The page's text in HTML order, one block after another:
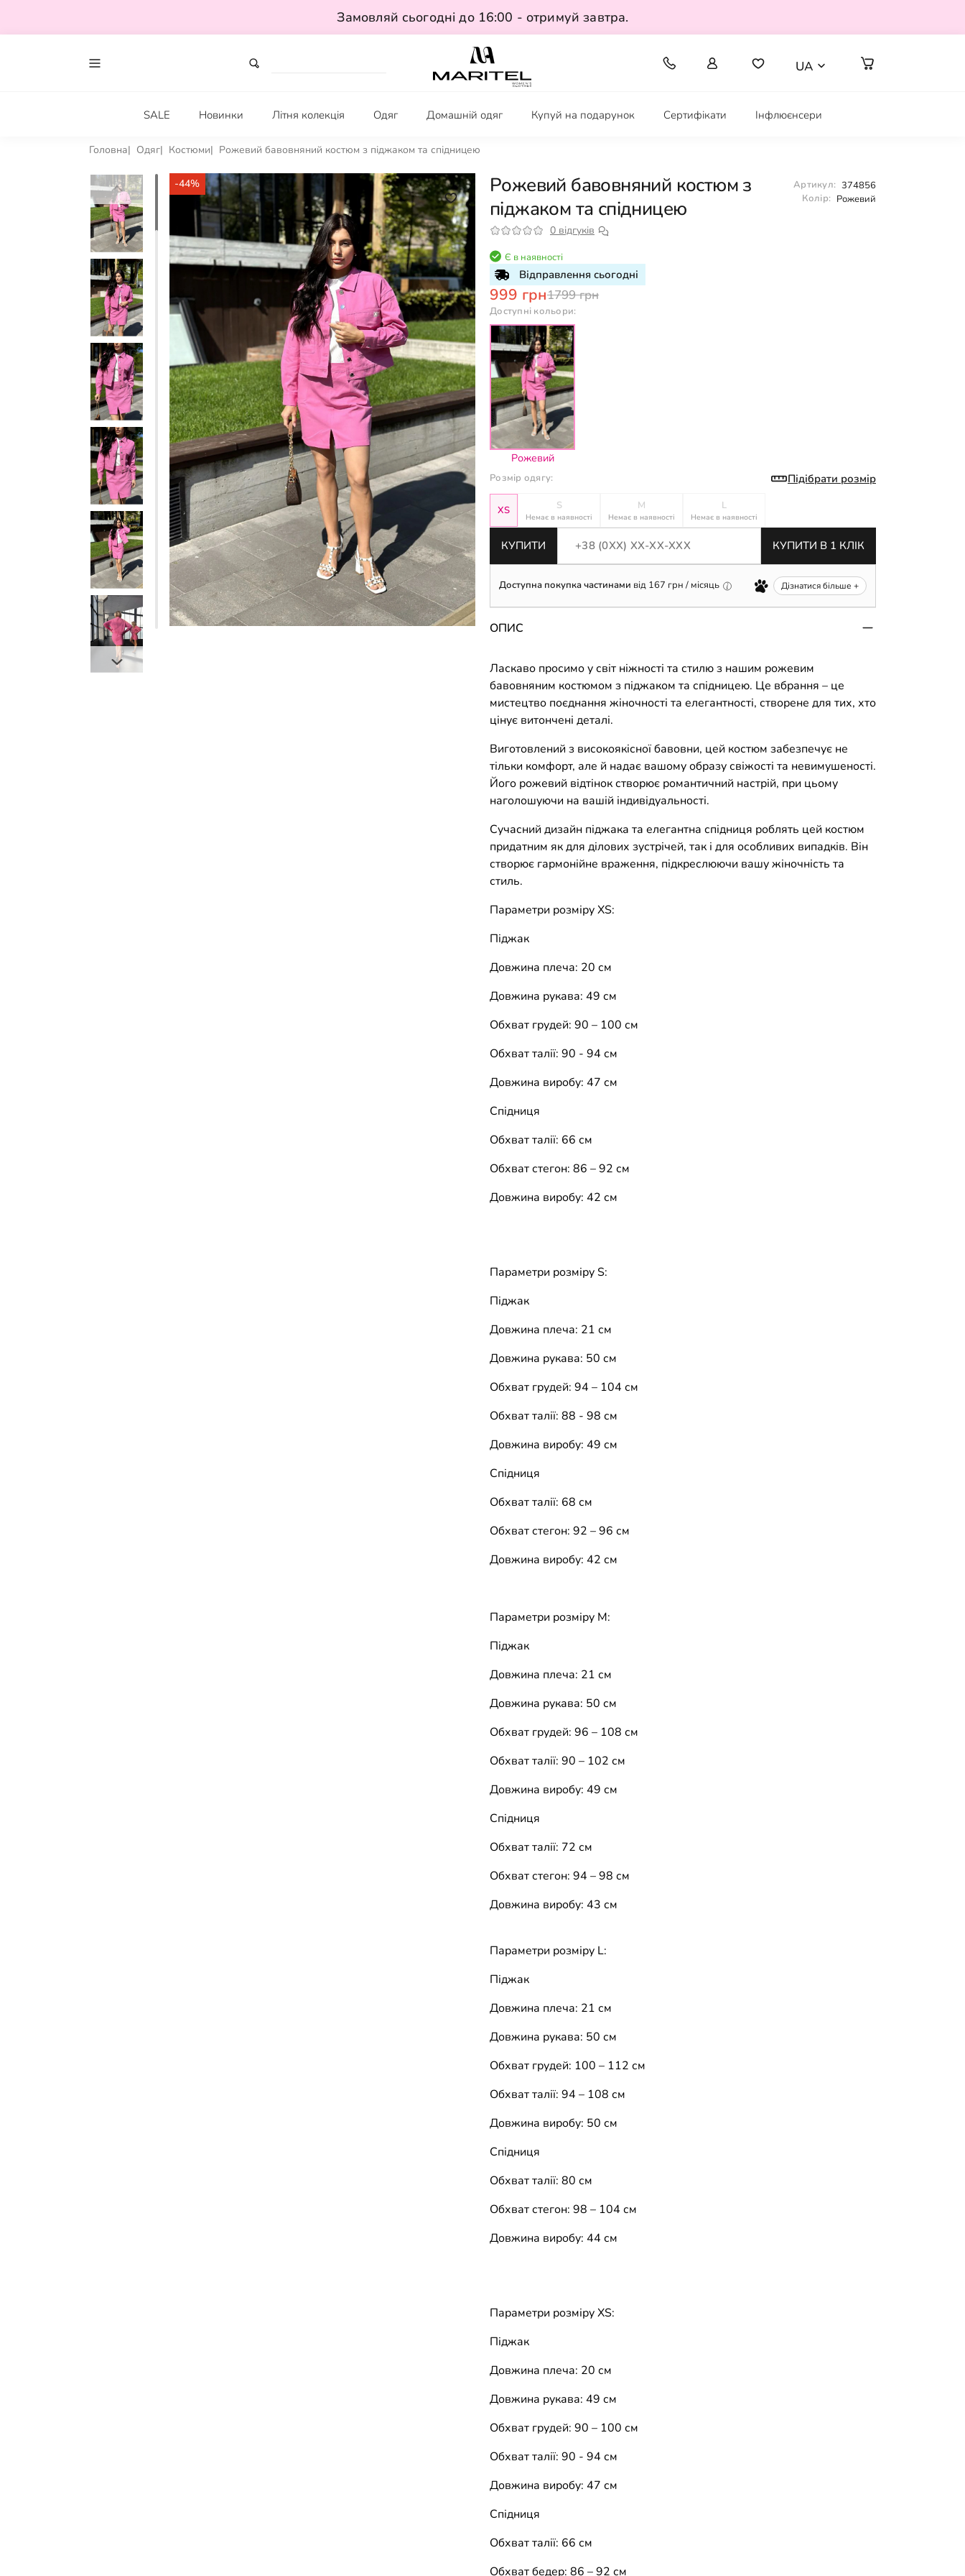
Замовляй сьогодні до 16:00 - отримуй завтра.
UA
SALE Новинки Літня колекція Одяг Домашній одяг Купуй на подарунок Сертифікати Інфлюєнсери
Головна Одяг Костюми Рожевий бавовняний костюм з піджаком та спідницею
-44%
Рожевий бавовняний костюм з
піджаком та спідницею
0 відгуків
Артикул: 374856
Колір: Рожевий
Є в наявності
Доступні кольори:
Рожевий
Розмір одягу: Підібрати розмір
XS S
Немає в наявності
М
Немає в наявності
L
Немає в наявності
Відправлення сьогодні
999 грн1799 грн
КУПИТИ КУПИТИ В 1 КЛІК
Доступна покупка частинами від 167 грн / місяць Дізнатися більше +
ОПИС
Ласкаво просимо у світ ніжності та стилю з нашим рожевим
бавовняним костюмом з піджаком та спідницею. Це вбрання – це
мистецтво поєднання жіночності та елегантності, створене для тих, хто
цінує витончені деталі.
Виготовлений з високоякісної бавовни, цей костюм забезпечує не
тільки комфорт, але й надає вашому образу свіжості та невимушеності.
Його рожевий відтінок створює романтичний настрій, при цьому
наголошуючи на вашій індивідуальності.
Сучасний дизайн піджака та елегантна спідниця роблять цей костюм
придатним як для ділових зустрічей, так і для особливих випадків. Він
створює гармонійне враження, підкреслюючи вашу жіночність та
стиль.
Параметри розміру ХS:
Піджак
Довжина плеча: 20 см
Довжина рукава: 49 см
Обхват грудей: 90 – 100 см
Обхват талії: 90 - 94 см
Довжина виробу: 47 см
Спідниця
Обхват талії: 66 см
Обхват стегон: 86 – 92 см
Довжина виробу: 42 см
Параметри розміру S:
Піджак
Довжина плеча: 21 см
Довжина рукава: 50 см
Обхват грудей: 94 – 104 см
Обхват талії: 88 - 98 см
Довжина виробу: 49 см
Спідниця
Обхват талії: 68 см
Обхват стегон: 92 – 96 см
Довжина виробу: 42 см
Параметри розміру М:
Піджак
Довжина плеча: 21 см
Довжина рукава: 50 см
Обхват грудей: 96 – 108 см
Обхват талії: 90 – 102 см
Довжина виробу: 49 см
Спідниця
Обхват талії: 72 см
Обхват стегон: 94 – 98 см
Довжина виробу: 43 см
Параметри розміру L:
Піджак
Довжина плеча: 21 см
Довжина рукава: 50 см
Обхват грудей: 100 – 112 см
Обхват талії: 94 – 108 см
Довжина виробу: 50 см
Спідниця
Обхват талії: 80 см
Обхват стегон: 98 – 104 см
Довжина виробу: 44 см
Параметри розміру ХS:
Піджак
Довжина плеча: 20 см
Довжина рукава: 49 см
Обхват грудей: 90 – 100 см
Обхват талії: 90 - 94 см
Довжина виробу: 47 см
Спідниця
Обхват талії: 66 см
Обхват бедер: 86 – 92 см